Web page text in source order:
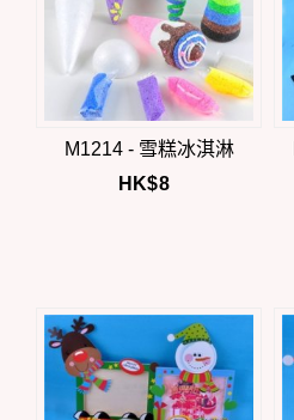
M1214 - 雪糕冰淇淋
HK$8